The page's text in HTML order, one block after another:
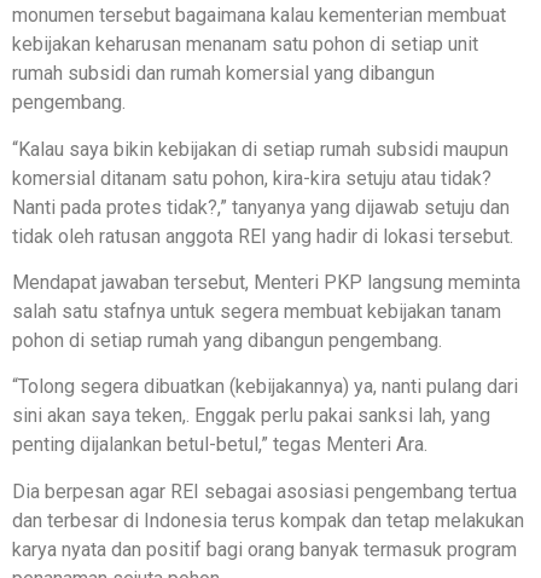
monumen tersebut bagaimana kalau kementerian membuat
kebijakan keharusan menanam satu pohon di setiap unit
rumah subsidi dan rumah komersial yang dibangun
pengembang.
“Kalau saya bikin kebijakan di setiap rumah subsidi maupun
komersial ditanam satu pohon, kira-kira setuju atau tidak?
Nanti pada protes tidak?,” tanyanya yang dijawab setuju dan
tidak oleh ratusan anggota REI yang hadir di lokasi tersebut.
Mendapat jawaban tersebut, Menteri PKP langsung meminta
salah satu stafnya untuk segera membuat kebijakan tanam
pohon di setiap rumah yang dibangun pengembang.
“Tolong segera dibuatkan (kebijakannya) ya, nanti pulang dari
sini akan saya teken,. Enggak perlu pakai sanksi lah, yang
penting dijalankan betul-betul,” tegas Menteri Ara.
Dia berpesan agar REI sebagai asosiasi pengembang tertua
dan terbesar di Indonesia terus kompak dan tetap melakukan
karya nyata dan positif bagi orang banyak termasuk program